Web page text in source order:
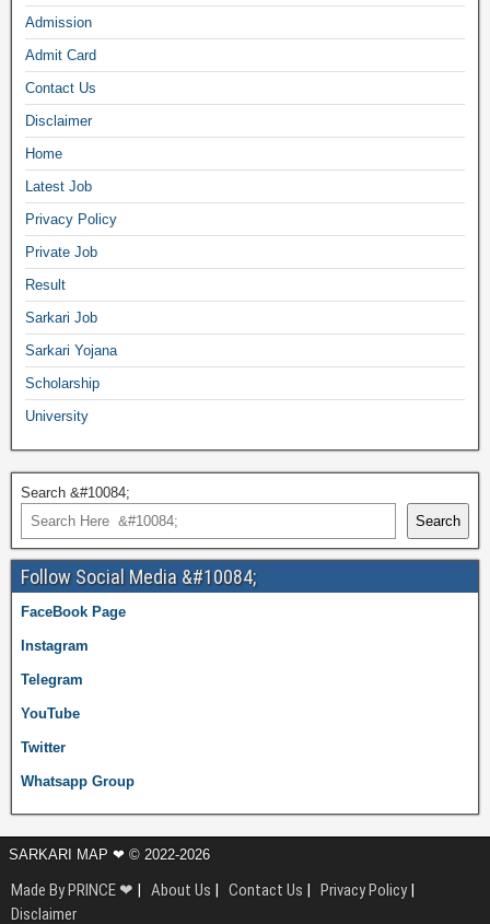
Admission
Admit Card
Contact Us
Disclaimer
Home
Latest Job
Privacy Policy
Private Job
Result
Sarkari Job
Sarkari Yojana
Scholarship
University
Search &#10084;
Search
Follow Social Media &#10084;
FaceBook Page
Instagram
Telegram
YouTube
Twitter
Whatsapp Group
SARKARI MAP ❤ © 2022-2026
Made By PRINCE ❤ | About Us | Contact Us | Privacy Policy|
Disclaimer